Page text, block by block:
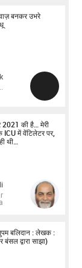
बनकर उभरे
2021 की है… मेरी
ICU में वेंटिलेटर पर,
थी…
बलिदान : लेखक :
बंसल द्वारा साझा)